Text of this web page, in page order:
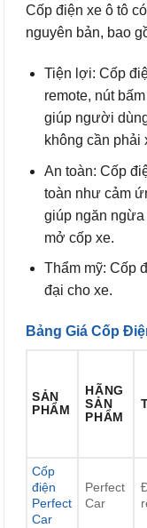
Cốp điện xe ô tô
nguyên bản, bao
Tiện lợi: Cốp
remote, nút
giúp người
không cần phải
An toàn: Cốp
toàn như cảm
giúp ngăn ngừa
mở cốp xe.
Thẩm mỹ: Cốp
đại cho xe.
Bảng Giá Cốp
SẢN
PHẨM
HÃNG
SẢN
PHẨM
Cốp
điện
Perfect
Car
Perfect
Car